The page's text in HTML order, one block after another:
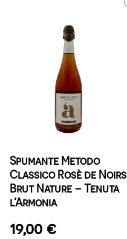
Spumante Metodo
Classico Rosè de Noirs
Brut Nature – Tenuta
l’Armonia
19,00 €